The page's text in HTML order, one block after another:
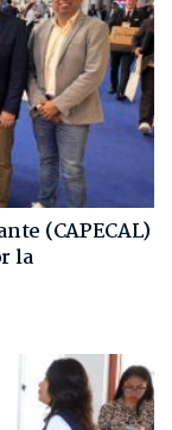
(CAPECAL)
la